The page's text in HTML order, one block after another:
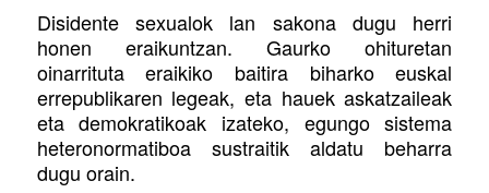
Disidente sexualok lan sakona dugu herri
honen eraikuntzan. Gaurko ohituretan
oinarrituta eraikiko baitira biharko euskal
errepublikaren legeak, eta hauek askatzaileak
eta demokratikoak izateko, egungo sistema
heteronormatiboa sustraitik aldatu beharra
dugu orain.